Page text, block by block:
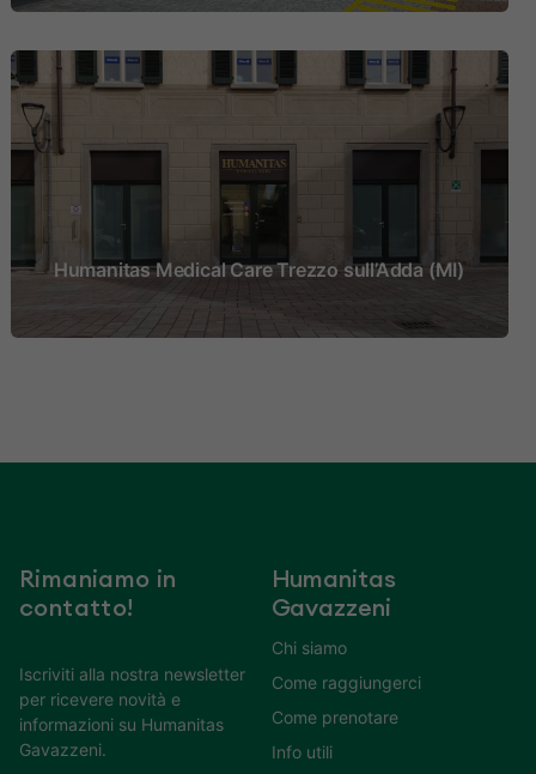
Humanitas Medical Care Trezzo sull’Adda (MI)
Rimaniamo in
contatto!
Iscriviti alla nostra newsletter
per ricevere novità e
informazioni su Humanitas
Gavazzeni.
Humanitas
Gavazzeni
Chi siamo
Come raggiungerci
Come prenotare
Info utili